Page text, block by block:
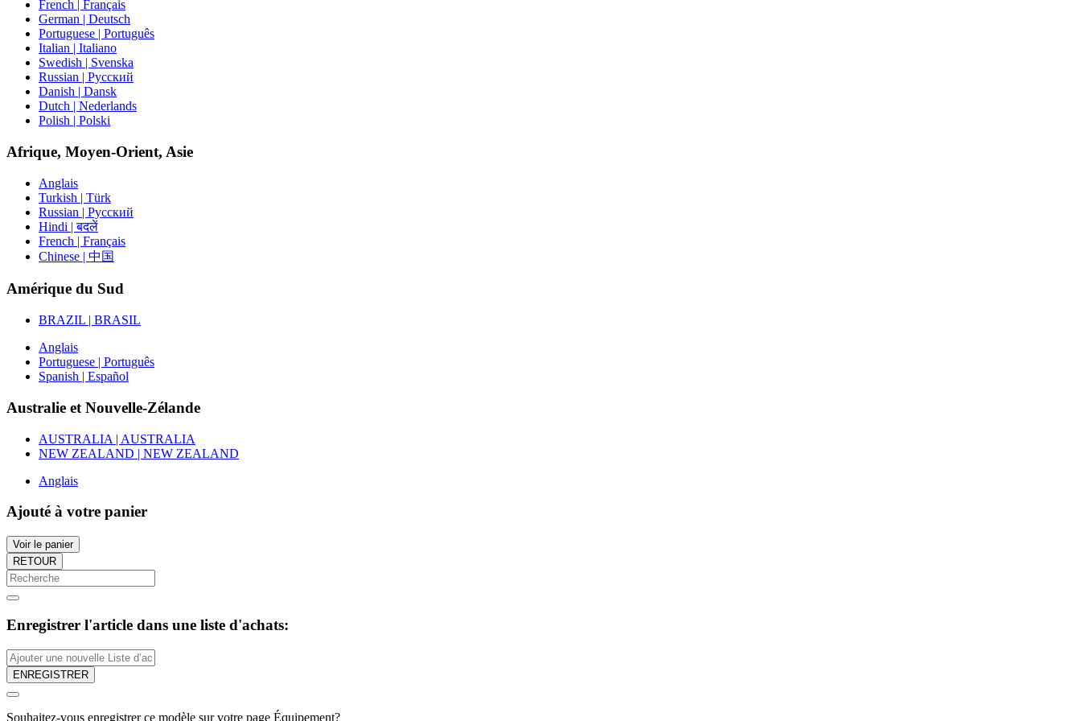
French | Français
German | Deutsch
Portuguese | Português
Italian | Italiano
Swedish | Svenska
Russian | Русский
Danish | Dansk
Dutch | Nederlands
Polish | Polski
Afrique, Moyen-Orient, Asie
Anglais
Turkish | Türk
Russian | Русский
Hindi | बदलें
French | Français
Chinese | 中国
Amérique du Sud
BRAZIL | BRASIL
Anglais
Portuguese | Português
Spanish | Español
Australie et Nouvelle-Zélande
AUSTRALIA | AUSTRALIA
NEW ZEALAND | NEW ZEALAND
Anglais
Ajouté à votre panier
Voir le panier
RETOUR
Enregistrer l'article dans une liste d'achats:
ENREGISTRER
Souhaitez-vous enregistrer ce modèle sur votre page Équipement?